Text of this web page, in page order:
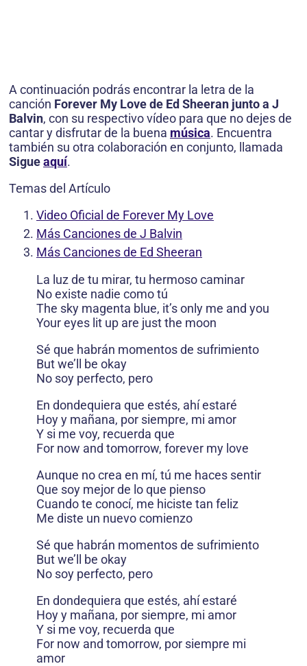
A continuación podrás encontrar la letra de la
canción Forever My Love de Ed Sheeran junto a J
Balvin, con su respectivo vídeo para que no dejes de
cantar y disfrutar de la buena música. Encuentra
también su otra colaboración en conjunto, llamada
Sigueaquí.
Temas del Artículo
Video Oficial de Forever My Love
Más Canciones de J Balvin
Más Canciones de Ed Sheeran
La luz de tu mirar, tu hermoso caminar
No existe nadie como tú
The sky magenta blue, it’s only me and you
Your eyes lit up are just the moon
Sé que habrán momentos de sufrimiento
But we’ll be okay
No soy perfecto, pero
En dondequiera que estés, ahí estaré
Hoy y mañana, por siempre, mi amor
Y si me voy, recuerda que
For now and tomorrow, forever my love
Aunque no crea en mí, tú me haces sentir
Que soy mejor de lo que pienso
Cuando te conocí, me hiciste tan feliz
Me diste un nuevo comienzo
Sé que habrán momentos de sufrimiento
But we’ll be okay
No soy perfecto, pero
En dondequiera que estés, ahí estaré
Hoy y mañana, por siempre, mi amor
Y si me voy, recuerda que
For now and tomorrow, por siempre mi
amor